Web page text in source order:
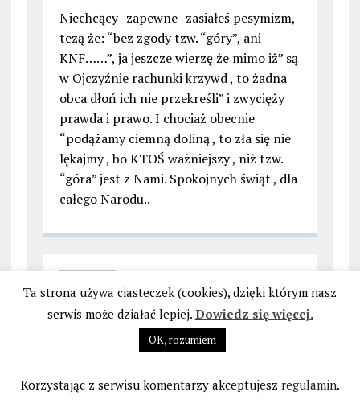
Niechcący -zapewne -zasiałeś pesymizm,
tezą że: “bez zgody tzw. “góry”, ani
KNF……”, ja jeszcze wierzę że mimo iż” są
w Ojczyźnie rachunki krzywd , to żadna
obca dłoń ich nie przekreśli” i zwycięży
prawda i prawo. I chociaż obecnie
“podążamy ciemną doliną , to zła się nie
lękajmy , bo KTOŚ ważniejszy , niż tzw.
“góra” jest z Nami. Spokojnych świąt , dla
całego Narodu..
22 grudnia 2016 w 23:34
tych, którzy muszą je spłacać? 07.12.2016
Ta strona używa ciasteczek (cookies), dzięki którym nasz
serwis może działać lepiej. Dowiedz się więcej.
OK, rozumiem
Korzystając z serwisu komentarzy akceptujesz regulamin.